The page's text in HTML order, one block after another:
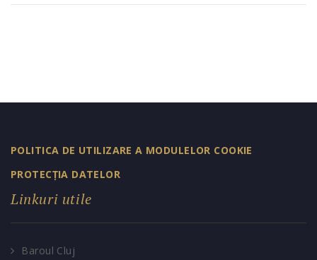
POLITICA DE UTILIZARE A MODULELOR COOKIE
PROTECȚIA DATELOR
Linkuri utile
Baroul Cluj